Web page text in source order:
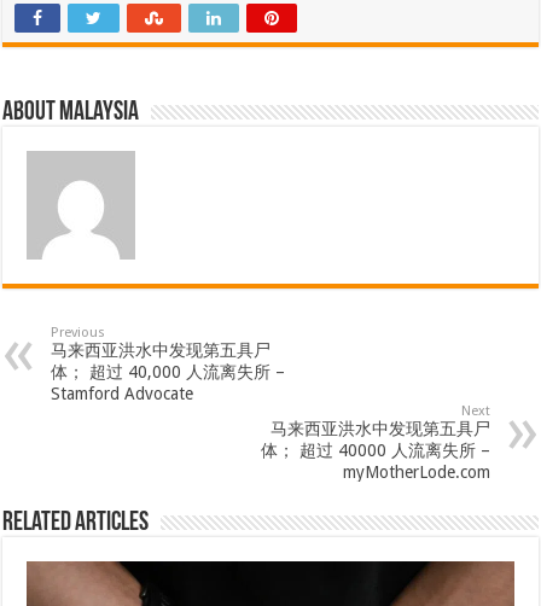
About Malaysia
Previous
马来西亚洪水中发现第五具尸
体； 超过 40,000 人流离失所 –
Stamford Advocate
Next
马来西亚洪水中发现第五具尸
体； 超过 40000 人流离失所 –
myMotherLode.com
Related Articles